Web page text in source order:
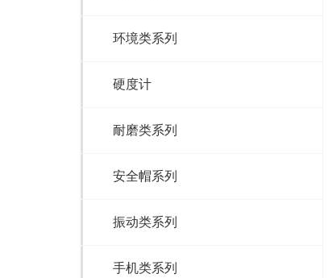
环境类系列
硬度计
耐磨类系列
安全帽系列
振动类系列
手机类系列